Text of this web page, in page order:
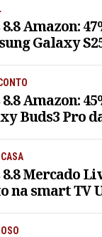
Amazon:
Galaxy
Amazon:
Buds3 Pro
Mercado
na smart TV